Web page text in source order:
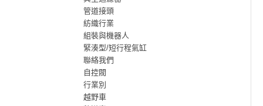
管道接頭
紡織行業
組裝與機器人
緊湊型/短行程氣缸
聯絡我們
自控閥
行業別
越野車